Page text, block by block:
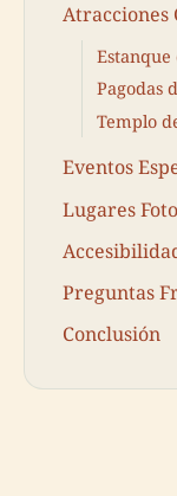
Atracciones
Estanque
Pagodas
Templo
Eventos
Lugares
Preguntas
Conclusión